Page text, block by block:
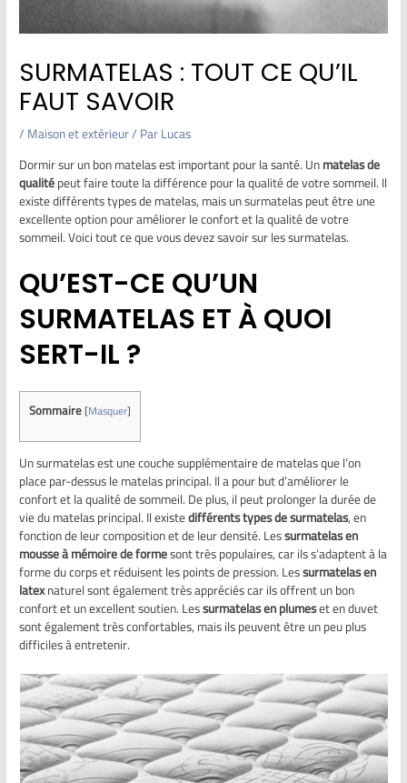
SURMATELAS : TOUT CE QU’IL
FAUT SAVOIR
/Maison et extérieur/ ParLucas
Dormir sur un bon matelas est important pour la santé. Unmatelas de
qualitépeut faire toute la différence pour la qualité de votre sommeil. Il
existe différents types de matelas, mais un surmatelas peut être une
excellente option pour améliorer le confort et la qualité de votre
sommeil. Voici tout ce que vous devez savoir sur les surmatelas.
QU’EST-CE QU’UN
SURMATELAS ET À QUOI
SERT-IL ?
Sommaire[Masquer]
Un surmatelas est une couche supplémentaire de matelas que l’on
place par-dessus le matelas principal. Il a pour but d’améliorer le
confort et la qualité de sommeil. De plus, il peut prolonger la durée de
vie du matelas principal. Il existedifférents types de surmatelas, en
fonction de leur composition et de leur densité. Lessurmatelas en
mousse à mémoire de formesont très populaires, car ils s’adaptent à la
forme du corps et réduisent les points de pression. Lessurmatelas en
latexnaturel sont également très appréciés car ils offrent un bon
confort et un excellent soutien. Lessurmatelas en plumeset en duvet
sont également très confortables, mais ils peuvent être un peu plus
difficiles à entretenir.